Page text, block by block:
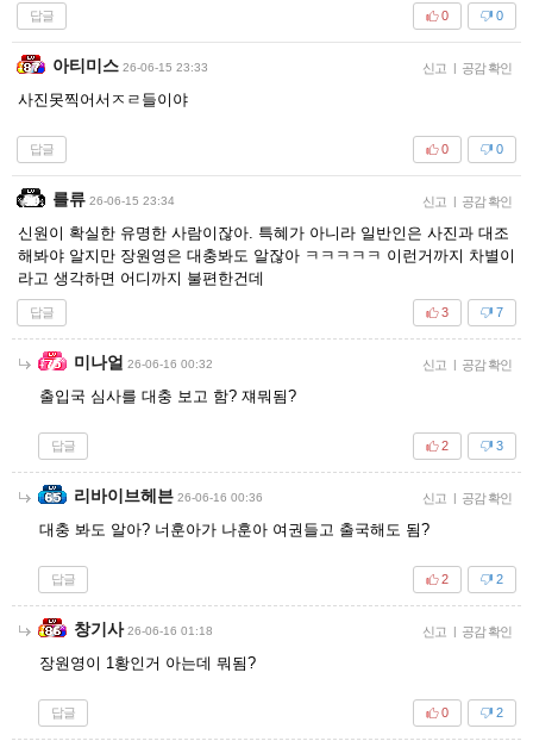
답글 0
0
아티미스 26-06-15 23:33 신고 | 공감 확인
사진못찍어서ㅈㄹ들이야
답글 0
0
를류 26-06-15 23:34 신고 | 공감 확인
신원이 확실한 유명한 사람이잖아. 특혜가 아니라 일반인은 사진과 대조
해봐야 알지만 장원영은 대충봐도 알잖아 ㅋㅋㅋㅋㅋ 이런거까지 차별이
라고 생각하면 어디까지 불편한건데
답글 7
3
미나얼 26-06-16 00:32 신고 | 공감 확인
출입국 심사를 대충 보고 함? 쟤뭐됨?
답글 3
2
리바이브헤븐 26-06-16 00:36 신고 | 공감 확인
대충 봐도 알아? 너훈아가 나훈아 여권들고 출국해도 됨?
답글 2
2
창기사 26-06-16 01:18 신고 | 공감 확인
장원영이 1황인거 아는데 뭐됨?
답글 2
0